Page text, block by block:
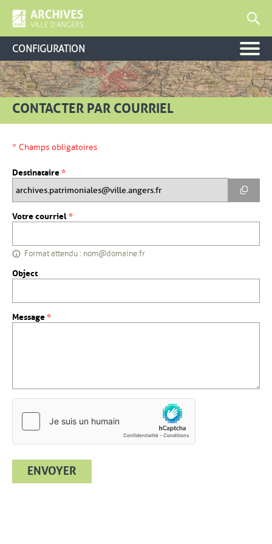
CONFIGURATION
CONTACTER PAR COURRIEL
* Champs obligatoires
Destinataire*
archives.patrimoniales@ville.angers.fr
Votre courriel*, champ obligatoire
Format attendu : nom@domaine.fr
Object
Message*, champ obligatoire
ENVOYER